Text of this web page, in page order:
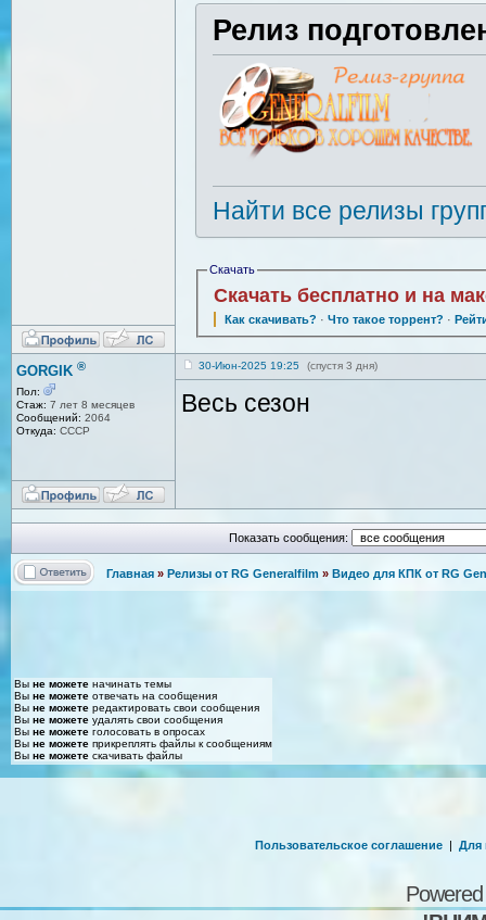
Релиз
Найти все релизы
Скачать
Скачать бесплатно и на
Как скачивать? · Что такое торрент? ·
GORGIK ®
Пол:
Стаж: 7 лет 8 месяцев
Сообщений: 2064
Откуда: СССР
30-Июн-2025 19:25 (спустя 3 дня)
Весь сезон
Показать сообщения:
Главная » Релизы от RG Generalfilm » Видео для КПК от RG
Вы не можете начинать темы
Вы не можете отвечать на сообщения
Вы не можете редактировать свои сообщения
Вы не можете удалять свои сообщения
Вы не можете голосовать в опросах
Вы не можете прикреплять файлы к сообщениям
Вы не можете скачивать файлы
Пользовательское соглашение | Для